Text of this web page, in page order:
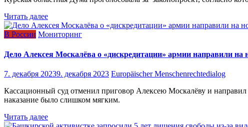
Читать далее
В России Мониторинг
Дело Алексея Москалёва о «дискредитации» армии направили на
7. декабря 20239. декабря 2023 Europäischer Menschenrechtedialog
Кассационный суд отменил приговор Алексею Москалёву и
наказание было слишком мягким.
Читать далее